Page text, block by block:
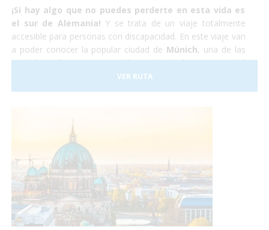
¡Si hay algo que no puedes perderte en esta vida es
el sur de Alemania! Y se trata de un viaje totalmente
accesible para personas con discapacidad. En este viaje van
a poder conocer la popular ciudad de Múnich, una de las
ciudades más importantes del mundo, y la hermosa ciudad
. No lo dudes más y atrévete
aviajar en tu silla de ruedaspor el sur de Alemania.
VER RUTA